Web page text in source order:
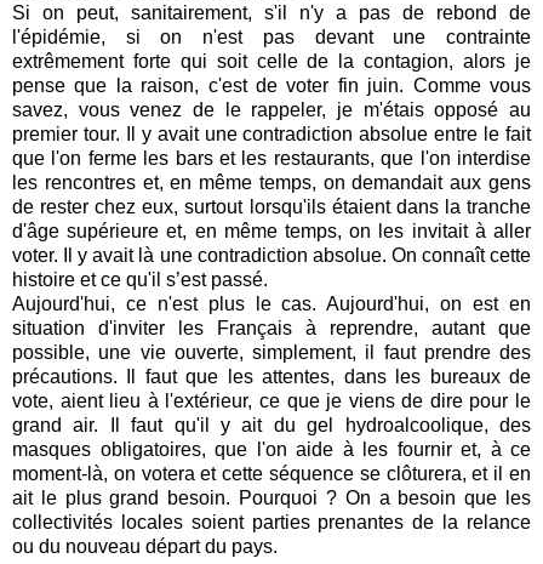
Si on peut, sanitairement, s'il n'y a pas de rebond de
l'épidémie, si on n'est pas devant une contrainte
extrêmement forte qui soit celle de la contagion, alors je
pense que la raison, c'est de voter fin juin. Comme vous
savez, vous venez de le rappeler, je m'étais opposé au
premier tour. Il y avait une contradiction absolue entre le fait
que l'on ferme les bars et les restaurants, que l'on interdise
les rencontres et, en même temps, on demandait aux gens
de rester chez eux, surtout lorsqu'ils étaient dans la tranche
d'âge supérieure et, en même temps, on les invitait à aller
voter. Il y avait là une contradiction absolue. On connaît cette
histoire et ce qu'il s’est passé.
Aujourd'hui, ce n'est plus le cas. Aujourd'hui, on est en
situation d'inviter les Français à reprendre, autant que
possible, une vie ouverte, simplement, il faut prendre des
précautions. Il faut que les attentes, dans les bureaux de
vote, aient lieu à l'extérieur, ce que je viens de dire pour le
grand air. Il faut qu'il y ait du gel hydroalcoolique, des
masques obligatoires, que l'on aide à les fournir et, à ce
moment-là, on votera et cette séquence se clôturera, et il en
ait le plus grand besoin. Pourquoi ? On a besoin que les
collectivités locales soient parties prenantes de la relance
ou du nouveau départ du pays.